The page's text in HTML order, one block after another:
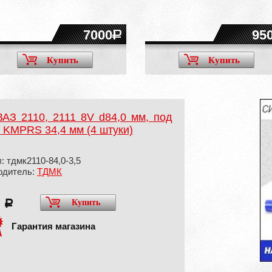
7000
Купить Купить
2110, 2111 8V d84,0 мм, под
34,4 мм (4 штуки)
тдмк2110-84,0-3,5
ТДМК
a Купить
Гарантия магазина